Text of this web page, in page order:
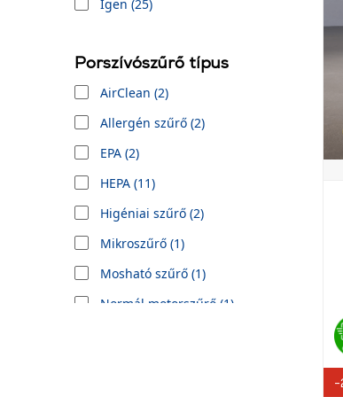
Igen (25)
Porszívószűrő típus
AirClean (2)
Allergén szűrő (2)
EPA (2)
HEPA (11)
Higéniai szűrő (2)
Mikroszűrő (1)
Mosható szűrő (1)
Normál motorszűrő (1)
-